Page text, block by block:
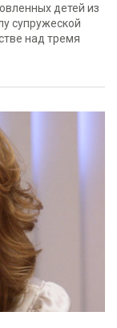
детей из
супружеской
над тремя